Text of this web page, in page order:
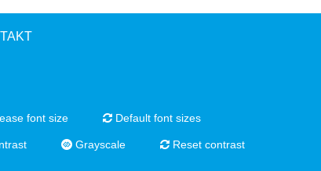
font size Default font sizes
Grayscale Reset contrast